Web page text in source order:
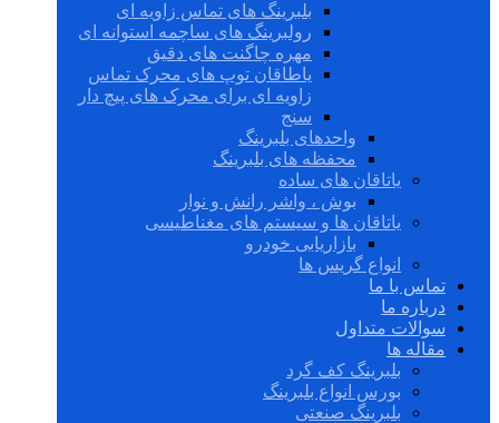
بلبرینگ های تماس زاویه ای
رولبرینگ های ساچمه استوانه ای
مهره چاگنت های دقیق
یاطاقان توپ های محرک تماس
زاویه ای برای محرک های پیچ دار
سنج
واحدهای بلبرینگ
محفظه های بلبرینگ
یاتاقان های ساده
بوش ، واشر رانش و نوار
یاتاقان ها و سیستم های مغناطیسی
بازاریابی خودرو
انواع گریس ها
تماس با ما
درباره ما
سوالات متداول
مقاله ها
بلبرینگ کف گرد
بورس انواع بلبرینگ
بلبرینگ صنعتی